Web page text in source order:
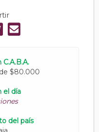
$80.000
el día
del país